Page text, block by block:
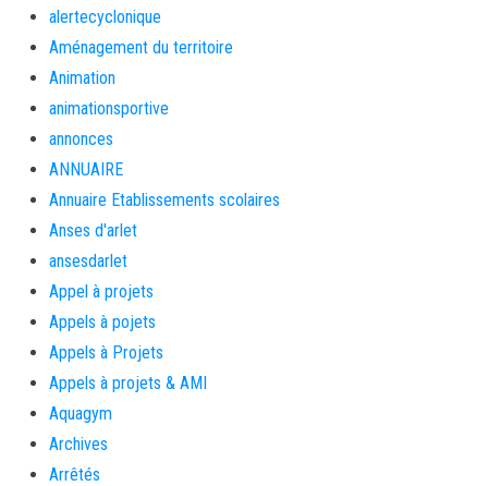
alertecyclonique
Aménagement du territoire
Animation
animationsportive
annonces
ANNUAIRE
Annuaire Etablissements scolaires
Anses d'arlet
ansesdarlet
Appel à projets
Appels à pojets
Appels à Projets
Appels à projets & AMI
Aquagym
Archives
Arrêtés